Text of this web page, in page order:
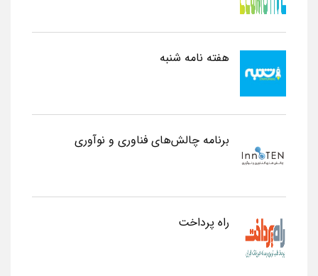
هفته نامه شنبه
برنامه چالش‌های فناوری و نوآوری
راه پرداخت